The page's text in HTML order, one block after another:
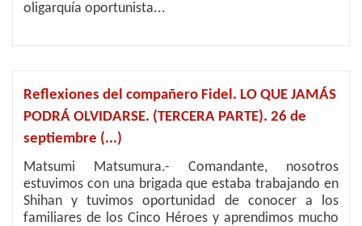
oligarquía oportunista...
Reflexiones del compañero Fidel. LO QUE JAMÁS
PODRÁ OLVIDARSE. (TERCERA PARTE). 26 de
septiembre (...)
Matsumi Matsumura.- Comandante, nosotros
estuvimos con una brigada que estaba trabajando en
Shihan y tuvimos oportunidad de conocer a los
familiares de los Cinco Héroes y aprendimos mucho